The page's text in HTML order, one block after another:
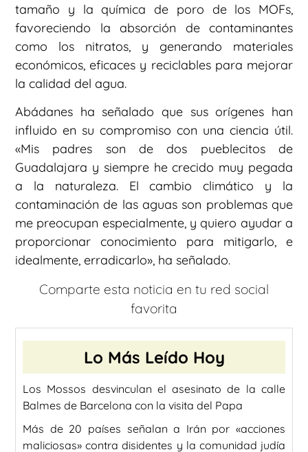
tamaño y la química de poro de los MOFs,
favoreciendo la absorción de contaminantes
como los nitratos, y generando materiales
económicos, eficaces y reciclables para mejorar
la calidad del agua.
Abádanes ha señalado que sus orígenes han
influido en su compromiso con una ciencia útil.
«Mis padres son de dos pueblecitos de
Guadalajara y siempre he crecido muy pegada
a la naturaleza. El cambio climático y la
contaminación de las aguas son problemas que
me preocupan especialmente, y quiero ayudar a
proporcionar conocimiento para mitigarlo, e
idealmente, erradicarlo», ha señalado.
Comparte esta noticia en tu red social
favorita
Lo Más Leído Hoy
Los Mossos desvinculan el asesinato de la calle
Balmes de Barcelona con la visita del Papa
Más de 20 países señalan a Irán por «acciones
maliciosas» contra disidentes y la comunidad judía